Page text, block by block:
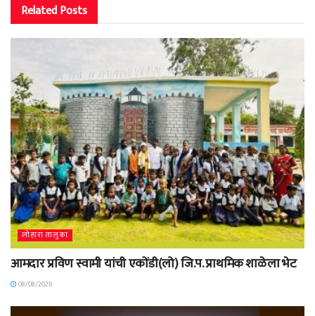
RelatedPosts
लोहारा तालुका
आमदार प्रविण स्वामी यांची एकोंडी(लो) जि.प. प्राथमिक शाळेला भेट
08/08/2026